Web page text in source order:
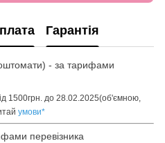
Гарантія
- за тарифами
1500грн. до 28.02.2025(об'ємною,
умови*
перевізника